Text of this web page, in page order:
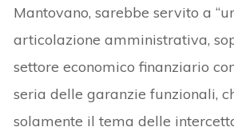
Mantovano, sarebbe servito a
articolazione amministrativa,
settore economico finanziario
seria delle garanzie funzionali,
solamente il tema delle